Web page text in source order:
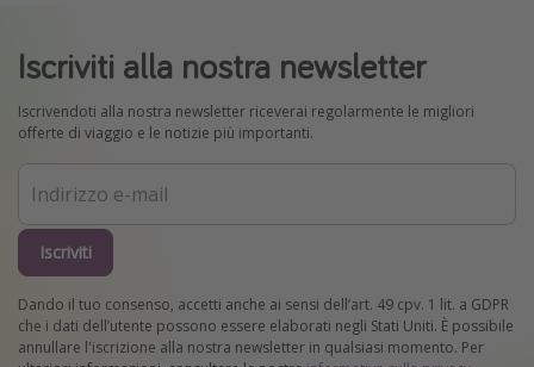
Iscriviti alla nostra newsletter
Iscrivendoti alla nostra newsletter riceverai regolarmente le migliori
offerte di viaggio e le notizie più importanti.
Iscriviti
Dando il tuo consenso, accetti anche ai sensi dell’art. 49 cpv. 1 lit. a GDPR
che i dati dell’utente possono essere elaborati negli Stati Uniti. È possibile
annullare l'iscrizione alla nostra newsletter in qualsiasi momento. Per